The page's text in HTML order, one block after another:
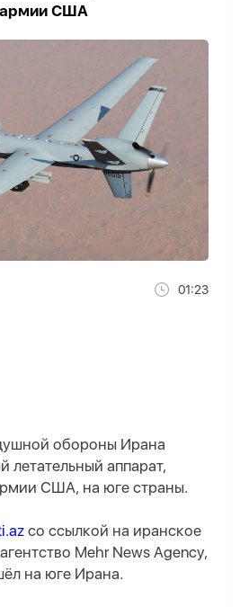
США
01:23
обороны Ирана
летательный аппарат,
США, на юге страны.
со ссылкой на иранское
Mehr News Agency,
на юге Ирана.